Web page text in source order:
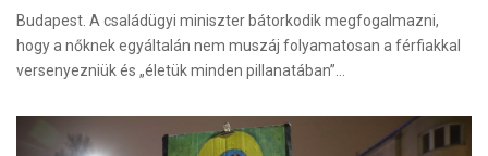
Budapest. A családügyi miniszter bátorkodik megfogalmazni,
hogy a nőknek egyáltalán nem muszáj folyamatosan a férfiakkal
versenyezniük és „életük minden pillanatában”…